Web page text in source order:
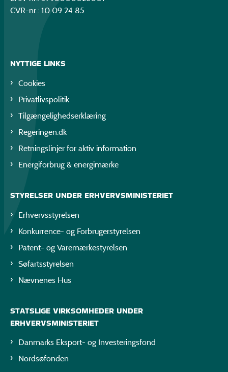
CVR-nr.: 10 09 24 85
NYTTIGE LINKS
Cookies
Privatlivspolitik
Tilgængelighedserklæring
Regeringen.dk
Retningslinjer for aktiv information
Energiforbrug & energimærke
STYRELSER UNDER ERHVERVSMINISTERIET
Erhvervsstyrelsen
Konkurrence- og Forbrugerstyrelsen
Patent- og Varemærkestyrelsen
Søfartsstyrelsen
Nævnenes Hus
STATSLIGE VIRKSOMHEDER UNDER
ERHVERVSMINISTERIET
Danmarks Eksport- og Investeringsfond
Nordsøfonden